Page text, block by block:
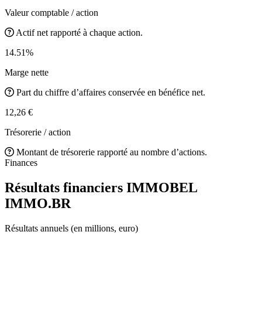
Valeur comptable / action
Actif net rapporté à chaque action.
14.51%
Marge nette
Part du chiffre d’affaires conservée en bénéfice net.
12,26 €
Trésorerie / action
Montant de trésorerie rapporté au nombre d’actions.
Finances
Résultats financiers IMMOBEL
IMMO.BR
Résultats annuels (en millions, euro)